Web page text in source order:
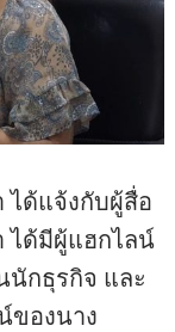
ได้แจ้งกับผู้สื่อ
ได้มีผู้แฮกไลน์
นักธุรกิจ และ
ของนาง